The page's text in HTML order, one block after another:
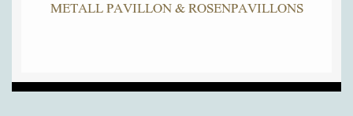
METALL PAVILLON & ROSENPAVILLONS